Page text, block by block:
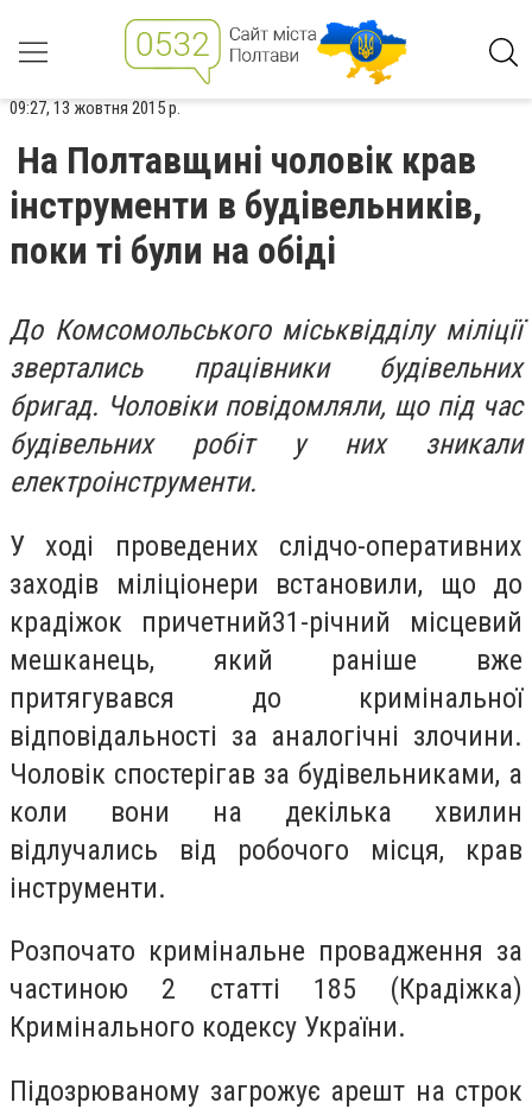
09:27, 13 жовтня 2015 р.
На Полтавщині чоловік крав
інструменти в будівельників,
поки ті були на обіді
До Комсомольського міськвідділу міліції
звертались працівники будівельних
бригад. Чоловіки повідомляли, що під час
будівельних робіт у них зникали
електроінструменти.
У ході проведених слідчо-оперативних
заходів міліціонери встановили, що до
крадіжок причетний31-річний місцевий
мешканець, який раніше вже
притягувався до кримінальної
відповідальності за аналогічні злочини.
Чоловік спостерігав за будівельниками, а
коли вони на декілька хвилин
відлучались від робочого місця, крав
інструменти.
Розпочато кримінальне провадження за
частиною 2 статті 185 (Крадіжка)
Кримінального кодексу України.
Підозрюваному загрожує арешт на строк